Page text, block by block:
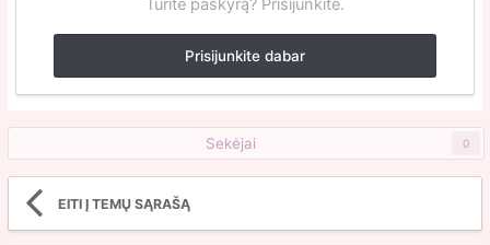
Turite paskyrą? Prisijunkite.
Prisijunkite dabar
Sekėjai 0
EITI Į TEMŲ SĄRAŠĄ